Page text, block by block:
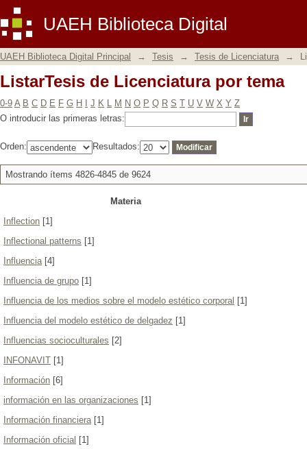
UAEH Biblioteca Digital
ListarTesis de Licenciatura por tema
UAEH Biblioteca Digital Principal → Tesis → Tesis de Licenciatura →
ListarTesis de Licenciatura por tema
0-9 A B C D E F G H J K L M N O P Q R S T U V W X Y Z
O introducir las primeras letras:
Orden: Resultados:
Mostrando ítems 4826-4845 de 9624
Materia
Inflection [1]
Inflectional patterns [1]
Influencia[4]
Influencia de grupo [1]
Influencia de los medios sobre el modelo estético corporal [1]
Influencia del modelo estético de delgadez [1]
Influencias socioculturales [2]
INFONAVIT [1]
Información [6]
información en las organizaciones [1]
Información financiera[1]
Información oficial [1]